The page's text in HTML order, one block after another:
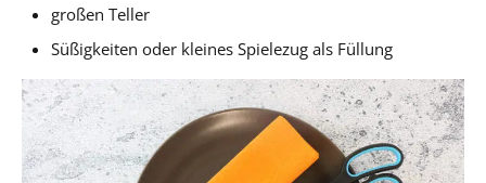
großen Teller
Süßigkeiten oder kleines Spielezug als Füllung